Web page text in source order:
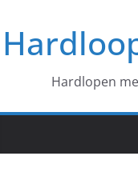
naar
de
Hardlopen